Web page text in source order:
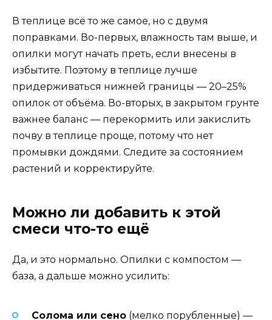
В теплице всё то же самое, но с двумя
поправками. Во-первых, влажность там выше, и
опилки могут начать преть, если внесены в
избытите. Поэтому в теплице лучше
придерживаться нижней границы — 20–25%
опилок от объёма. Во-вторых, в закрытом грунте
важнее баланс — перекормить или закислить
почву в теплице проще, потому что нет
промывки дождями. Следите за состоянием
растений и корректируйте.
Можно ли добавить к этой
смеси что-то ещё
Да, и это нормально. Опилки с компостом —
база, а дальше можно усилить:
Солома или сено (мелко порубленные) —